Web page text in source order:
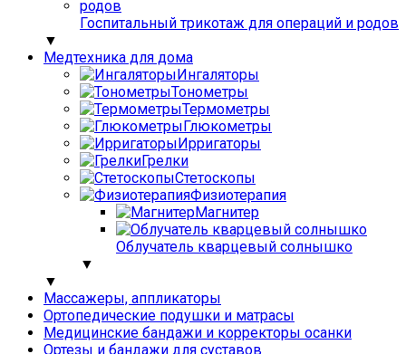
Госпитальный трикотаж для операций и родов
▼
Медтехника для дома
Ингаляторы
Тонометры
Термометры
Глюкометры
Ирригаторы
Грелки
Стетоскопы
Физиотерапия
Магнитер
Облучатель кварцевый солнышко
▼
▼
Массажеры, аппликаторы
Ортопедические подушки и матрасы
Медицинские бандажи и корректоры осанки
Ортезы и бандажи для суставов